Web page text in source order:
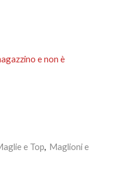
e non è
e Top, Maglioni e